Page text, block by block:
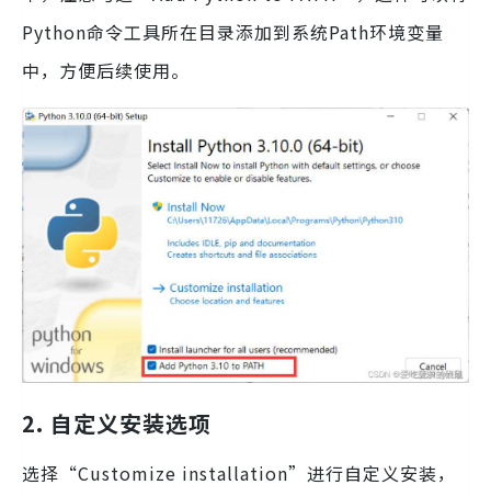
Python命令工具所在目录添加到系统Path环境变量
中，方便后续使用。
2. 自定义安装选项
选择“Customize installation”进行自定义安装，